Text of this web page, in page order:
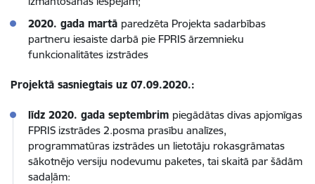
2020. gada martā paredzēta Projekta sadarbības
partneru iesaiste darbā pie FPRIS ārzemnieku
funkcionalitātes izstrādes
Projektā sasniegtais uz 07.09.2020.:
līdz 2020. gada septembrim piegādātas divas apjomīgas
FPRIS izstrādes 2.posma prasību analīzes,
programmatūras izstrādes un lietotāju rokasgrāmatas
sākotnējo versiju nodevumu paketes, tai skaitā par šādām
sadaļām: